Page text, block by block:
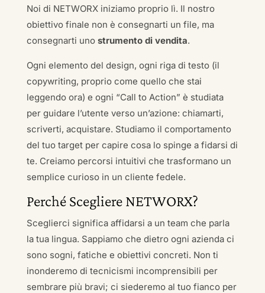
Noi di NETWORX iniziamo proprio lì. Il nostro
obiettivo finale non è consegnarti un file, ma
consegnarti uno strumento di vendita.
Ogni elemento del design, ogni riga di testo (il
copywriting, proprio come quello che stai
leggendo ora) e ogni “Call to Action” è studiata
per guidare l’utente verso un’azione: chiamarti,
scriverti, acquistare. Studiamo il comportamento
del tuo target per capire cosa lo spinge a fidarsi di
te. Creiamo percorsi intuitivi che trasformano un
semplice curioso in un cliente fedele.
Perché Scegliere NETWORX?
Sceglierci significa affidarsi a un team che parla
la tua lingua. Sappiamo che dietro ogni azienda ci
sono sogni, fatiche e obiettivi concreti. Non ti
inonderemo di tecnicismi incomprensibili per
sembrare più bravi; ci siederemo al tuo fianco per